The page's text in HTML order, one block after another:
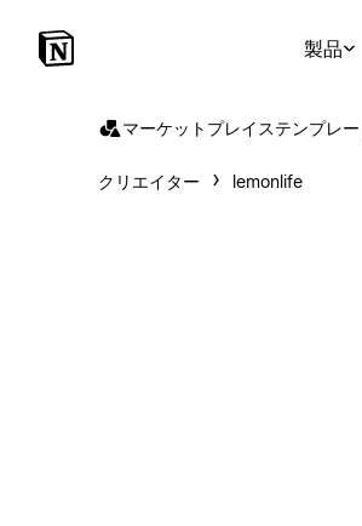
製品
マーケットプレイステンプレー
クリエイター lemonlife